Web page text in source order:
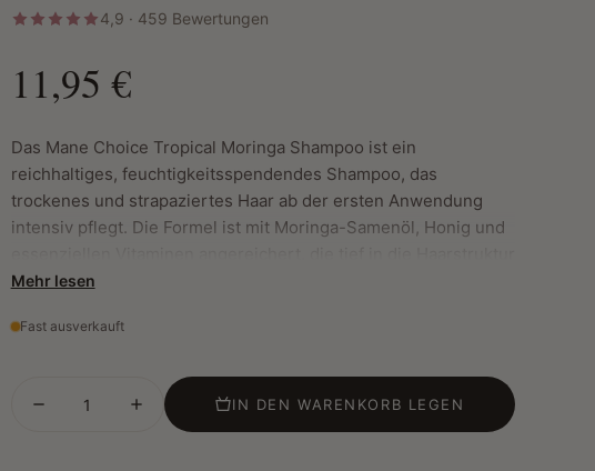
4,9 · 459 Bewertungen
11,95 €
Das Mane Choice Tropical Moringa Shampoo ist ein
reichhaltiges, feuchtigkeitsspendendes Shampoo, das
trockenes und strapaziertes Haar ab der ersten Anwendung
intensiv pflegt. Die Formel ist mit Moringa-Samenöl, Honig und
eindringen, Feuchtigkeit spenden, Frizz reduzieren und die
gründlich, ohne das Haar auszutrocknen, stärkt die Haarfasern
Hauptmerkmale:
Mehr lesen
Fast ausverkauft
IN DEN WARENKORB LEGEN